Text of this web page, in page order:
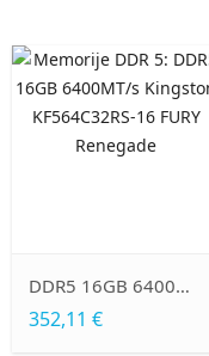
DDR5 32GB 5600MT/s Kingston KF556C36BBE-32 Fury Beast Black EXPO